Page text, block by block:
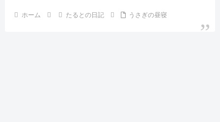
ホーム たるとの日記 うさぎの昼寝